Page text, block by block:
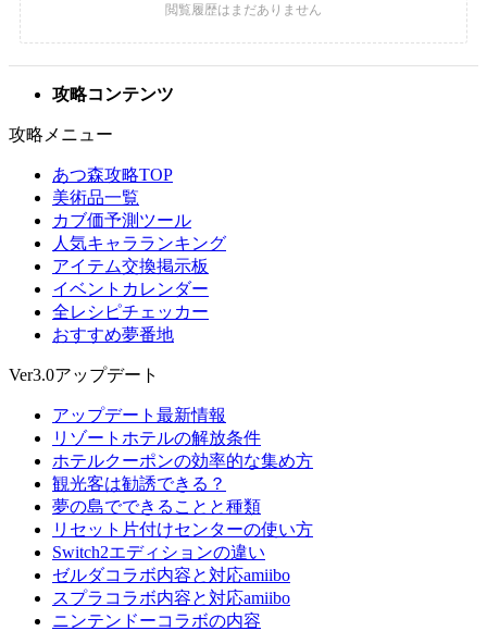
攻略コンテンツ
攻略メニュー
あつ森攻略TOP
美術品一覧
カブ価予測ツール
人気キャラランキング
アイテム交換掲示板
イベントカレンダー
全レシピチェッカー
おすすめ夢番地
Ver3.0アップデート
アップデート最新情報
リゾートホテルの解放条件
ホテルクーポンの効率的な集め方
観光客は勧誘できる？
夢の島でできることと種類
リセット片付けセンターの使い方
Switch2エディションの違い
ゼルダコラボ内容と対応amiibo
スプラコラボ内容と対応amiibo
ニンテンドーコラボの内容